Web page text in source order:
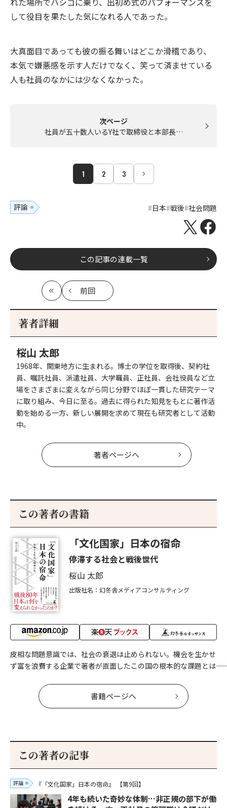
して役目を果たした気になれる人であった。
大真面目であっても彼の振る舞いはどこか滑稽であり、
本気で嫌悪感を示す人だけでなく、笑って済ませている
人も社員のなかには少なくなかった。
次ページ
社員が五十数人いるY社で取締役と本部長…
1 2 3
評論 日本 戦後 社会問題
この記事の連載一覧
最
初
前回
記
著者詳細
桜山 太郎
1968年、関東地方に生まれる。博士の学位を取得後、契約社
員、嘱託社員、派遣社員、大学職員、正社員、会社役員など立
場をさまざまに変えながら同じ分野でほぼ一貫した研究テーマ
に取り組み、今日に至る。過去に得られた知見をもとに著作活
動を始める一方、新しい展開を求めて現在も研究者として活動
中。
著者ページへ
この著者の書籍
「文化国家」日本の宿命
停滞する社会と戦後世代
桜山 太郎
出版社名：幻冬舎メディアコンサルティング
皮相な問題意識では、社会の衰退は止められない。機会を生かせ
ず富を浪費する企業で著者が直面したこの国の根本的な課題とは――
書籍ページへ
この著者の記事
評論 『「文化国家」日本の宿命』 【第9回】
4年も続いた奇妙な体制…非正規の部下が働